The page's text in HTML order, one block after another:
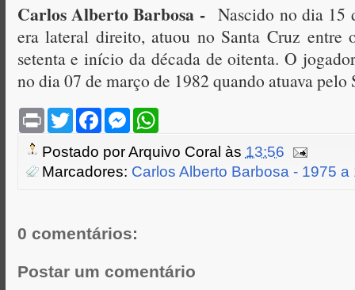
Carlos Alberto Barbosa - Nascido no dia 15
era lateral direito, atuou no Santa Cruz entre
setenta e início da década de oitenta. O
no dia 07 de março de 1982 quando atuava pelo
P
n
t
T
w
t
e
F
e
b
o
M
s
e
n
W
t
s
A
Postado porArquivo Coral às 13:56
Marcadores: Carlos Alberto Barbosa - 1975 a
0 comentários:
Postar um comentário